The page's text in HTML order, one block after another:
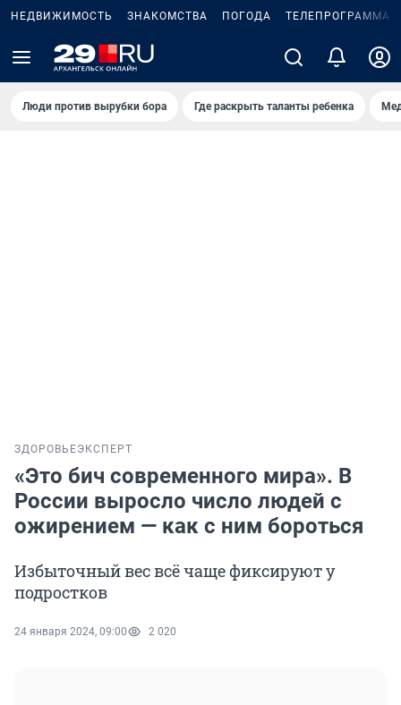
НЕДВИЖИМОСТЬ ЗНАКОМСТВА ПОГОДА ТЕЛЕПРОГРАММА
Люди против вырубки бора Где раскрыть таланты ребенка
ЗДОРОВЬЕЭКСПЕРТ
«Это бич современного мира». В
России выросло число людей с
ожирением — как с ним бороться
Избыточный вес всё чаще фиксируют у
подростков
24 января 2024, 09:00 2 020